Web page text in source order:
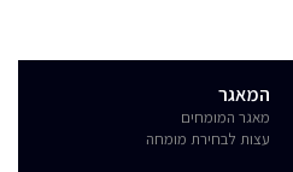
המאגר
מאגר המומחים
עצות לבחירת מומחה